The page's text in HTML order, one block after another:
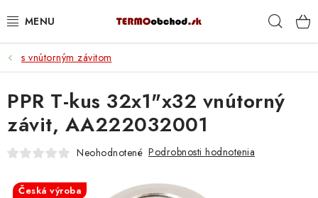
na
VYKUROVANIE
ROZVOD VODY A KÚRENIA
ODPAD A KANALIZÁCIA
s vnútorným závitom
PPR T-kus 32x1"x32 vnútorný
závit, AA222032001
Neohodnotené Podrobnosti hodnotenia
Česká výroba